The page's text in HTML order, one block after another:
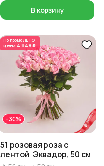
В корзину
По промоЛЕТО
цена 4 849 ₽
-30%
51 розовая роза с
лентой, Эквадор, 50 см